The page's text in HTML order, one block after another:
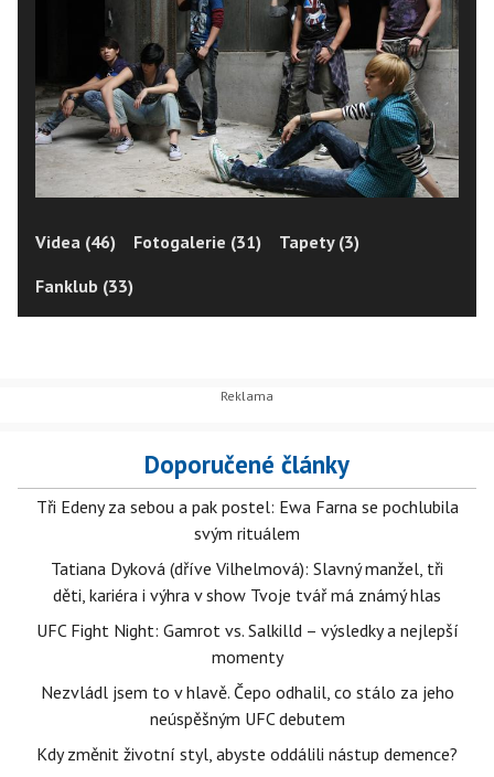
Videa (46) Fotogalerie (31)
Tapety (3)
Fanklub (33)
Doporučené články
Tři Edeny za sebou a pak postel: Ewa Farna se pochlubila
svým rituálem
Tatiana Dyková (dříve Vilhelmová): Slavný manžel, tři
děti, kariéra i výhra v show Tvoje tvář má známý hlas
UFC Fight Night: Gamrot vs. Salkilld – výsledky a nejlepší
momenty
Nezvládl jsem to v hlavě. Čepo odhalil, co stálo za jeho
neúspěšným UFC debutem
Kdy změnit životní styl, abyste oddálili nástup demence?